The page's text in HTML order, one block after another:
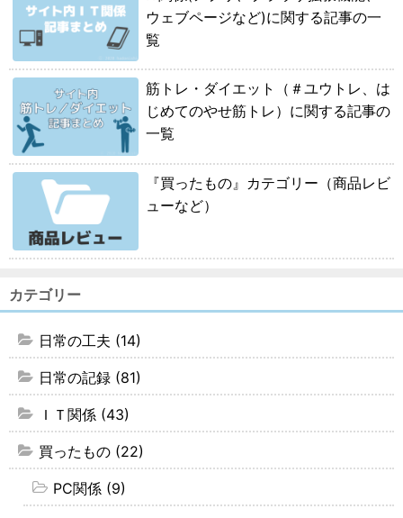
ウェブページなど)に関する記事の一
覧
筋トレ・ダイエット（＃ユウトレ、は
じめてのやせ筋トレ）に関する記事の
一覧
『買ったもの』カテゴリー（商品レビ
ューなど）
カテゴリー
日常の工夫 (14)
日常の記録 (81)
ＩＴ関係 (43)
買ったもの (22)
PC関係 (9)